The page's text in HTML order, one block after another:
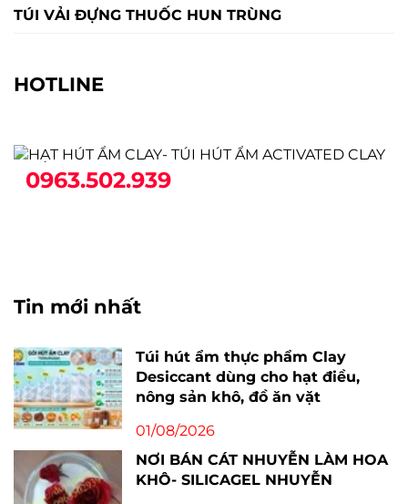
TÚI VẢI ĐỰNG THUỐC HUN TRÙNG
HOTLINE
0963.502.939
Tin mới nhất
Túi hút ẩm thực phẩm Clay
Desiccant dùng cho hạt điều,
nông sản khô, đồ ăn vặt
01/08/2026
NƠI BÁN CÁT NHUYỄN LÀM HOA
KHÔ- SILICAGEL NHUYỄN